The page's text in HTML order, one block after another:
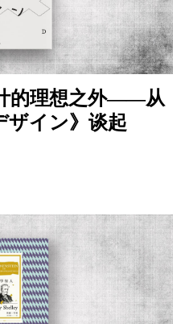
的理想之外——从
ザイン》谈起